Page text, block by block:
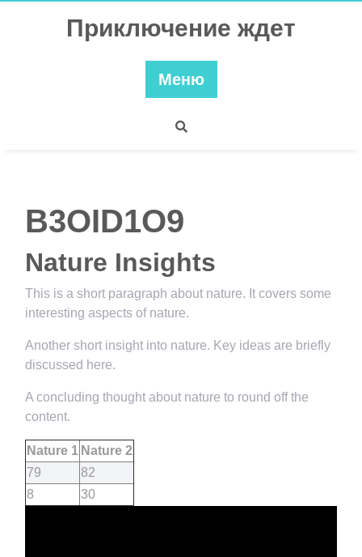
Приключение ждет
Меню
B3OID1O9
Nature Insights
This is a short paragraph about nature. It covers some
interesting aspects of nature.
Another short insight into nature. Key ideas are briefly
discussed here.
A concluding thought about nature to round off the
content.
Nature 1 Nature 2
79
82
8
30